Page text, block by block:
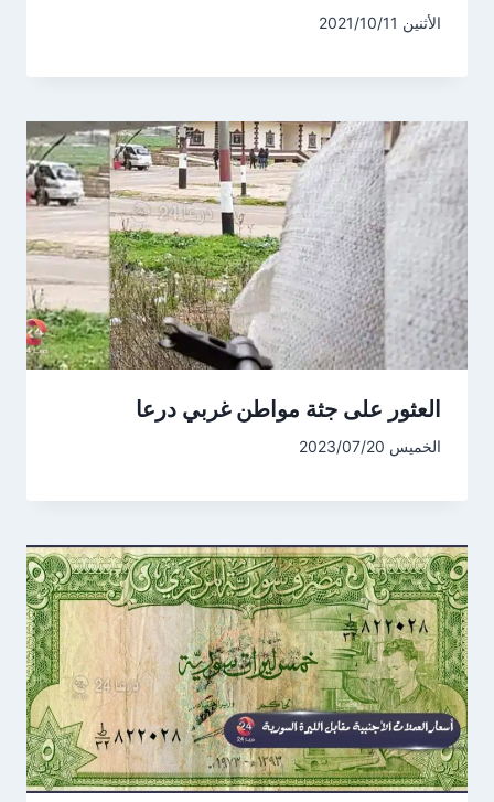
الأثنين 2021/10/11
العثور على جثة مواطن غربي درعا
الخميس 2023/07/20